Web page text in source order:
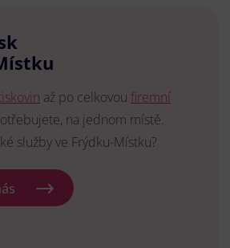
až po celkovou firemní
na jednom místě.
služby ve Frýdku-Místku?